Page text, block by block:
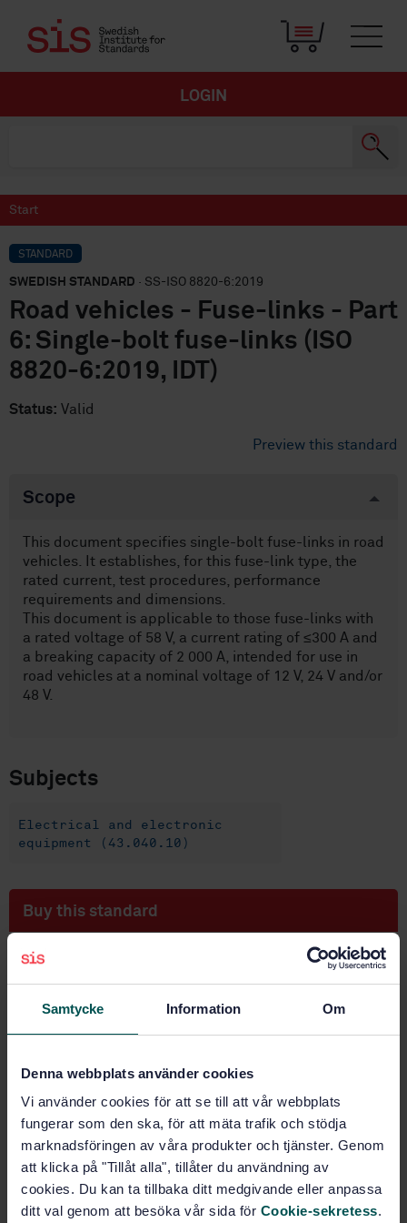
Samtycke Information Om
Denna webbplats använder cookies
Vi använder cookies för att se till att vår webbplats
fungerar som den ska, för att mäta trafik och stödja
marknadsföringen av våra produkter och tjänster. Genom
att klicka på "Tillåt alla", tillåter du användning av
cookies. Du kan ta tillbaka ditt medgivande eller anpassa
ditt val genom att besöka vår sida för Cookie-sekretess.
LOGIN
Start
STANDARD
SWEDISH STANDARD · SS-ISO 8820-6:2019
Road vehicles - Fuse-links - Part
6: Single-bolt fuse-links (ISO
8820-6:2019, IDT)
Status: Valid
Preview this standard
Scope
This document specifies single-bolt fuse-links in road
vehicles. It establishes, for this fuse-link type, the
rated current, test procedures, performance
requirements and dimensions.
This document is applicable to those fuse-links with
a rated voltage of 58 V, a current rating of ≤300 A and
a breaking capacity of 2 000 A, intended for use in
road vehicles at a nominal voltage of 12 V, 24 V and/or
48 V.
Subjects
Electrical and electronic
equipment (43.040.10)
Buy this standard
STANDARD
SWEDISH STANDARD· SS-ISO 8820-6:2019
Road vehicles - Fuse-links - Part 6: Single-bolt fuse-
Subscribe on standards - Read more
Price:789 SEK
PDF
Add to cart
Show more